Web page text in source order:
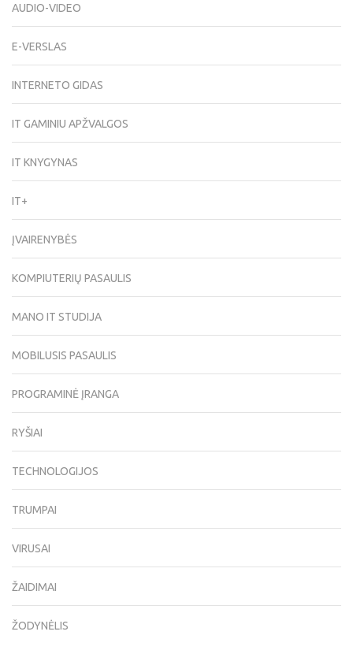
AUDIO-VIDEO
E-VERSLAS
INTERNETO GIDAS
IT GAMINIU APŽVALGOS
IT KNYGYNAS
IT+
ĮVAIRENYBĖS
KOMPIUTERIŲ PASAULIS
MANO IT STUDIJA
MOBILUSIS PASAULIS
PROGRAMINĖ ĮRANGA
RYŠIAI
TECHNOLOGIJOS
TRUMPAI
VIRUSAI
ŽAIDIMAI
ŽODYNĖLIS